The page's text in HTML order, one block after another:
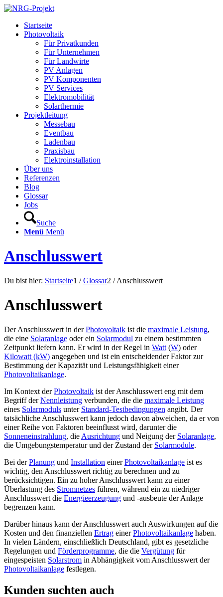
Startseite
Photovoltaik
Für Privatkunden
Für Unternehmen
Für Landwirte
PV Anlagen
PV Komponenten
PV Services
Elektromobilität
Solarthermie
Projektleitung
Messebau
Eventbau
Ladenbau
Praxisbau
Elektroinstallation
Über uns
Referenzen
Blog
Glossar
Jobs
Suche
Menü Menü
Anschlusswert
Du bist hier: Startseite1 / Glossar2 / Anschlusswert
Anschlusswert
Der Anschlusswert in derPhotovoltaik ist die maximale Leistung,
die eine Solaranlage oder ein Solarmodul zu einem bestimmten
Zeitpunkt liefern kann. Er wird in der Regel in Watt (W) oder
Kilowatt (kW) angegeben und ist ein entscheidender Faktor zur
Bestimmung der Kapazität und Leistungsfähigkeit einer
Photovoltaikanlage.
Im Kontext derPhotovoltaik ist der Anschlusswert eng mit dem
Begriff derNennleistung verbunden, die die maximale Leistung
eines Solarmoduls unter Standard-Testbedingungen angibt. Der
tatsächliche Anschlusswert kann jedoch davon abweichen, da er von
einer Reihe von Faktoren beeinflusst wird, darunter die
Sonneneinstrahlung, die Ausrichtung und Neigung der Solaranlage,
die Umgebungstemperatur und der Zustand der Solarmodule.
Bei derPlanung und Installation einerPhotovoltaikanlage ist es
wichtig, den Anschlusswert richtig zu berechnen und zu
berücksichtigen. Ein zu hoher Anschlusswert kann zu einer
Überlastung des Stromnetzes führen, während ein zu niedriger
Anschlusswert die Energieerzeugung und -ausbeute der Anlage
begrenzen kann.
Darüber hinaus kann der Anschlusswert auch Auswirkungen auf die
Kosten und den finanziellen Ertrag einerPhotovoltaikanlage haben.
In vielen Ländern, einschließlich Deutschland, gibt es gesetzliche
Regelungen und Förderprogramme, die die Vergütung für
eingespeisten Solarstrom in Abhängigkeit vom Anschlusswert der
Photovoltaikanlage festlegen.
Kunden suchten auch